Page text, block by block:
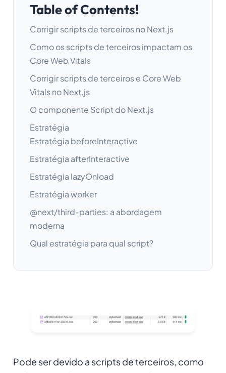
Table of Contents!
Corrigir scripts de terceiros no Next.js
Como os scripts de terceiros impactam os
Core Web Vitals
Corrigir scripts de terceiros e Core Web
Vitals no Next.js
O componente Script do Next.js
Estratégia
Estratégia beforeInteractive
Estratégia afterInteractive
Estratégia lazyOnload
Estratégia worker
@next/third-parties: a abordagem
moderna
Qual estratégia para qual script?
Pode ser devido a scripts de terceiros, como